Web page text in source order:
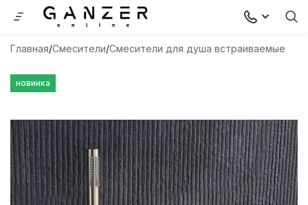
Главная Смесители Смесители для душа встраиваемые
новинка